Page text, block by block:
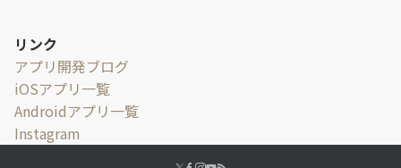
リンク
アプリ開発ブログ
iOSアプリ一覧
Androidアプリ一覧
Instagram